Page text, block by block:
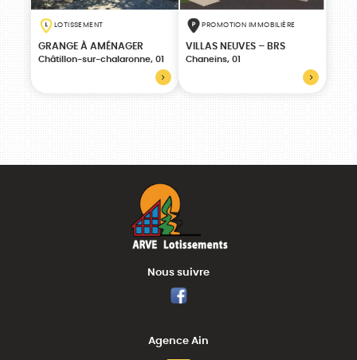
LOTISSEMENT
GRANGE À AMÉNAGER
Châtillon-sur-chalaronne, 01
PROMOTION IMMOBILIÈRE
VILLAS NEUVES – BRS
Chaneins, 01
Nous suivre
Facebook
Agence Ain